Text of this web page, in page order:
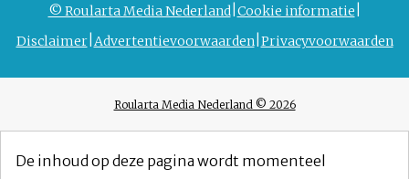
© Roularta Media Nederland Cookie informatie
Disclaimer Advertentievoorwaarden Privacyvoorwaarden
Roularta Media Nederland © 2026
De inhoud op deze pagina wordt momenteel